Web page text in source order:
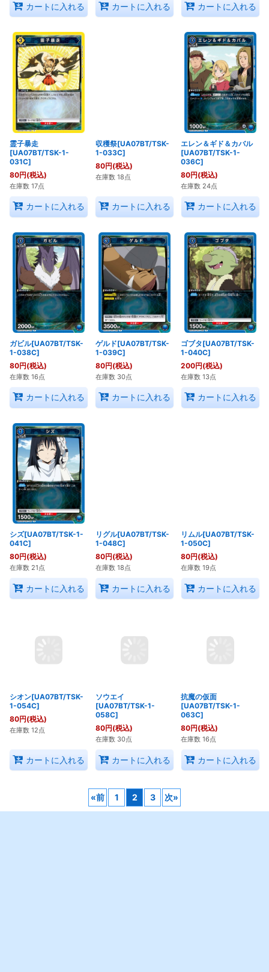
カートに入れる カートに入れる カートに入れる
霊子暴走
[UA07BT/TSK-1-
031C]
80円(税込)
在庫数 17点
カートに入れる
収穫祭[UA07BT/TSK-
1-033C]
80円(税込)
在庫数 18点
カートに入れる
エレン＆ギド＆カバル
[UA07BT/TSK-1-
036C]
80円(税込)
在庫数 24点
カートに入れる
ガビル[UA07BT/TSK-
1-038C]
80円(税込)
在庫数 16点
カートに入れる
ゲルド[UA07BT/TSK-
1-039C]
80円(税込)
在庫数 30点
カートに入れる
ゴブタ[UA07BT/TSK-
1-040C]
200円(税込)
在庫数 13点
カートに入れる
シズ[UA07BT/TSK-1-
041C]
80円(税込)
在庫数 21点
カートに入れる
リグル[UA07BT/TSK-
1-048C]
80円(税込)
在庫数 18点
カートに入れる
リムル[UA07BT/TSK-
1-050C]
80円(税込)
在庫数 19点
カートに入れる
シオン[UA07BT/TSK-
1-054C]
在庫数 12点
ソウエイ
[UA07BT/TSK-1-
058C]
80円 (税込)
在庫数 30点
カートに入れる
抗魔の仮面
[UA07BT/TSK-1-
063C]
80円 (税込)
在庫数 16点